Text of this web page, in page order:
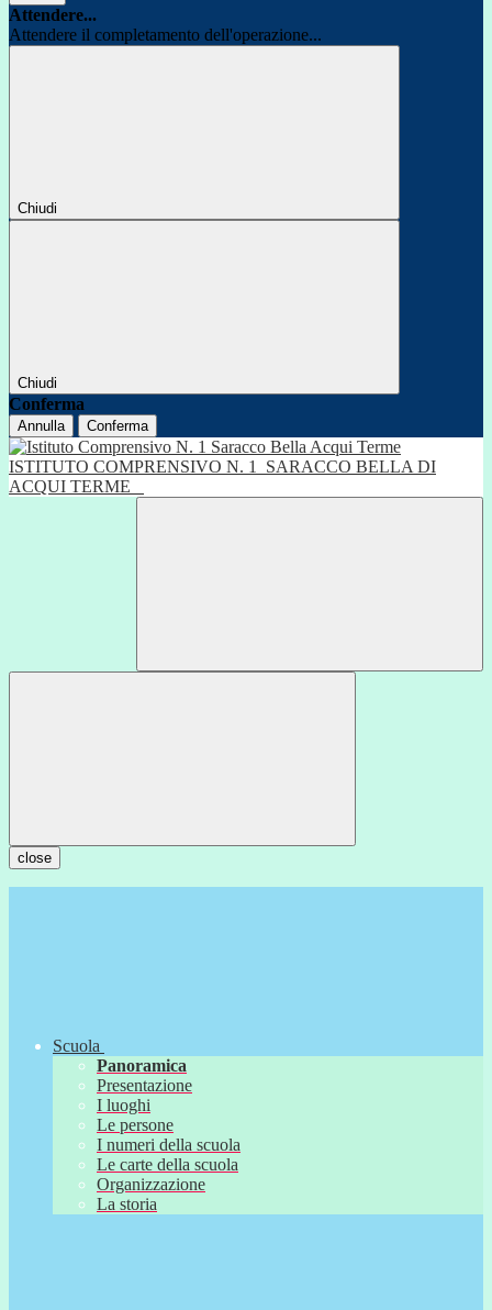
Attendere...
Attendere il completamento dell'operazione...
Chiudi
Chiudi
Conferma
Annulla Conferma
ISTITUTO COMPRENSIVO N. 1
SARACCO BELLA DI
ACQUI TERME
close
Scuola
Panoramica
Presentazione
I luoghi
Le persone
I numeri della scuola
Le carte della scuola
Organizzazione
La storia